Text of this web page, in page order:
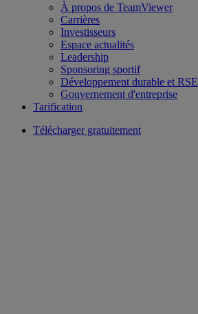
À propos de TeamViewer
Carrières
Investisseurs
Espace actualités
Leadership
Sponsoring sportif
Développement durable et RSE
Gouvernement d'entreprise
Tarification
Télécharger gratuitement